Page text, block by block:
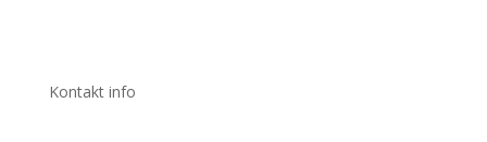
Kontakt info